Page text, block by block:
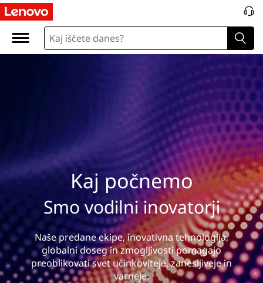
K
n
e
m
o
Kaj počnemo
Smo vodilni inovatorji
Naše predane ekipe, inovativna tehnologija,
globalni doseg in zmogljivosti pomagajo
preoblikovati svet učinkoviteje, zanesljiveje in
varneje.